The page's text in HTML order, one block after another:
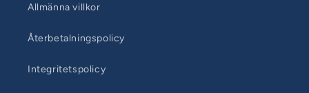
Allmänna villkor
Återbetalningspolicy
Integritetspolicy